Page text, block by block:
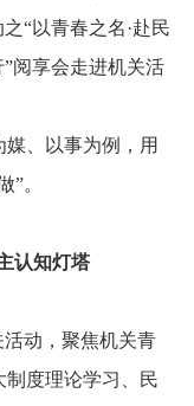
“以青春之名·赴民
阅享会走进机关活
、以事为例，用
”。
认知灯塔
动，聚焦机关青
度理论学习、民